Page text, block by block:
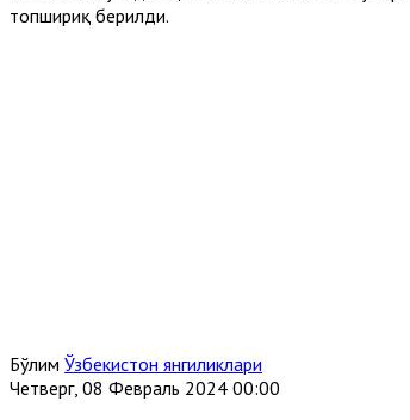
топшириқ берилди.
Бўлим Ўзбекистон янгиликлари
Четверг, 08 Февраль 2024 00:00